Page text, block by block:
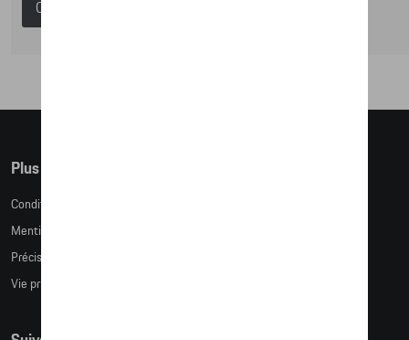
Catalogue Porsche
Plus d'informations
Conditions de vente
Mentions légales
Précision des tailles
Vie privée